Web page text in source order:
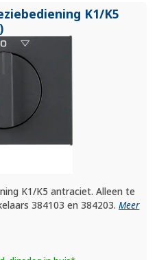
K1/K5
K1/K5 antraciet. Alleen te
384103 en 384203.Meer